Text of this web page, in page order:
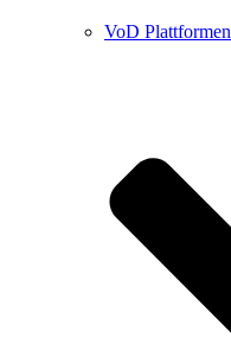
VoD Plattformen